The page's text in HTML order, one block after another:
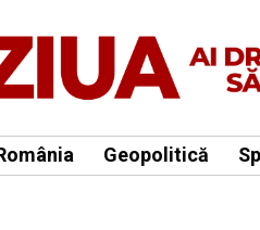
Geopolitică